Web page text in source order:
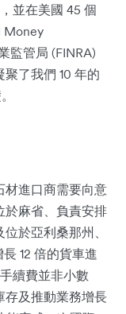
並在美國 45 個
Money
監管局 (FINRA)
了我們 10 年的
材進口商需要向意
於麻省、負責安排
於亞利桑那州、
12 倍的貨車進
續費並非小數
存及推動業務增長